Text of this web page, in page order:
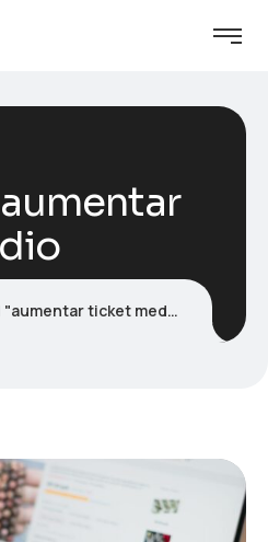
aumentar
ticket medio"